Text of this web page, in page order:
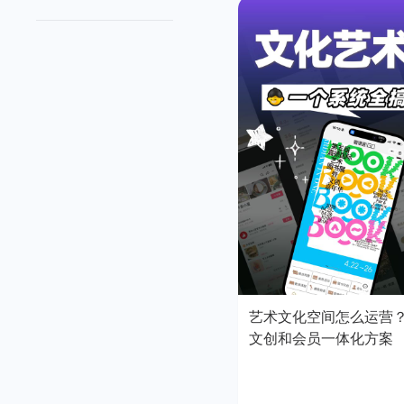
艺术文化空间怎么运营
文创和会员一体化方案